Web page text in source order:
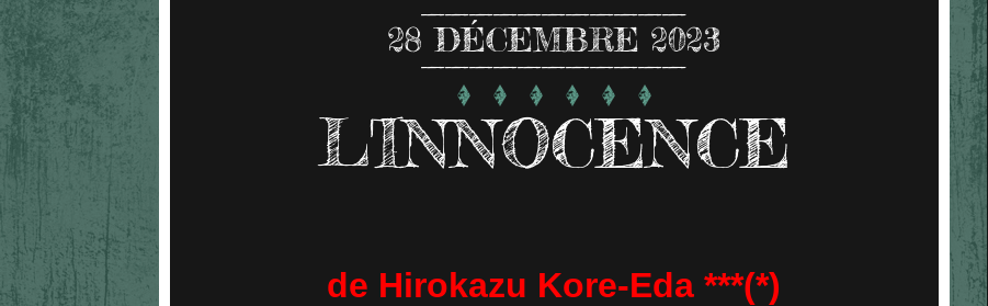
28 DÉCEMBRE 2023
L'INNOCENCE
de Hirokazu Kore-Eda ***(*)